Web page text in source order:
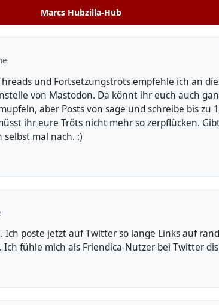
Marcs Hubzilla-Hub
und Fortsetzungströts empfehle ich an
von Mastodon. Da könnt ihr euch auch
aber Posts von sage und schreibe bis zu
ihr eure Tröts nicht mehr so zerpflücken.
mal nach. :)
Ich poste jetzt auf Twitter so lange Links auf
Ich fühle mich als Friendica-Nutzer bei Twitter